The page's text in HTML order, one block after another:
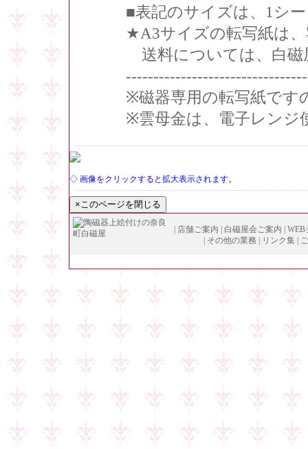
■表記のサイズは、1シ
★A3サイズの転写紙は
送料については、白磁
※磁器専用の転写紙です
※雲母金は、電子レンジ
◇ 画像をクリックすると拡大表示されます。
店舗ご案内 白磁屋会ご案内
WEB
その他の業務 リンク集